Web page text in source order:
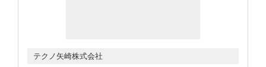
テクノ矢崎株式会社